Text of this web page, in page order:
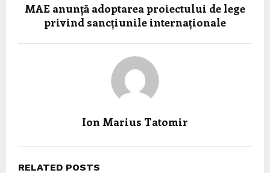
MAE anunță adoptarea proiectului de lege
privind sancțiunile internaționale
Ion Marius Tatomir
RELATED POSTS